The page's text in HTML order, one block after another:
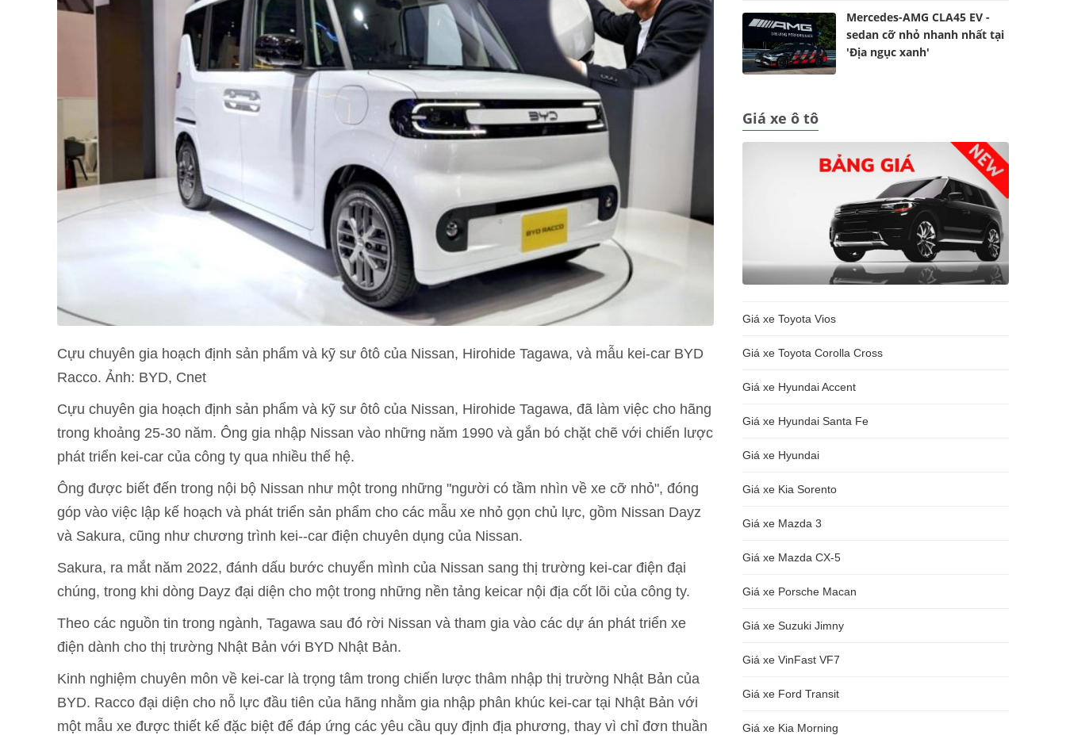
Cựu chuyên gia hoạch định sản phẩm và kỹ sư ôtô của Nissan, Hirohide Tagawa, và mẫu kei-car BYD
Racco. Ảnh: BYD, Cnet
Cựu chuyên gia hoạch định sản phẩm và kỹ sư ôtô của Nissan, Hirohide Tagawa, đã làm việc cho hãng
trong khoảng 25-30 năm. Ông gia nhập Nissan vào những năm 1990 và gắn bó chặt chẽ với chiến lược
phát triển kei-car của công ty qua nhiều thế hệ.
Ông được biết đến trong nội bộ Nissan như một trong những "người có tầm nhìn về xe cỡ nhỏ", đóng
góp vào việc lập kế hoạch và phát triển sản phẩm cho các mẫu xe nhỏ gọn chủ lực, gồm Nissan Dayz
và Sakura, cũng như chương trình kei--car điện chuyên dụng của Nissan.
Sakura, ra mắt năm 2022, đánh dấu bước chuyển mình của Nissan sang thị trường kei-car điện đại
chúng, trong khi dòng Dayz đại diện cho một trong những nền tảng keicar nội địa cốt lõi của công ty.
Theo các nguồn tin trong ngành, Tagawa sau đó rời Nissan và tham gia vào các dự án phát triển xe
điện dành cho thị trường Nhật Bản với BYD Nhật Bản.
Kinh nghiệm chuyên môn về kei-car là trọng tâm trong chiến lược thâm nhập thị trường Nhật Bản của
BYD. Racco đại diện cho nỗ lực đầu tiên của hãng nhằm gia nhập phân khúc kei-car tại Nhật Bản với
một mẫu xe được thiết kế đặc biệt để đáp ứng các yêu cầu quy định địa phương, thay vì chỉ đơn thuần
Mercedes-AMG CLA45 EV -
sedan cỡ nhỏ nhanh nhất tại
'Địa ngục xanh'
Giá xe ô tô
Giá xe Toyota Vios
Giá xe Toyota Corolla Cross
Giá xe Hyundai Accent
Giá xe Hyundai Santa Fe
Giá xe Hyundai
Giá xe Kia Sorento
Giá xe Mazda 3
Giá xe Mazda CX-5
Giá xe Porsche Macan
Giá xe Suzuki Jimny
Giá xe VinFast VF7
Giá xe Ford Transit
Giá xe Kia Morning